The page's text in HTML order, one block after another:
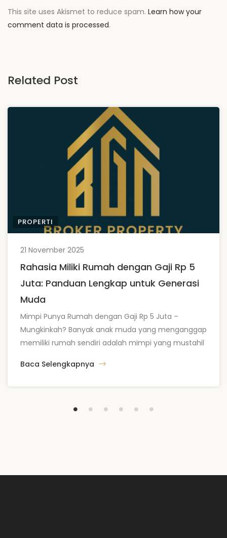
This site uses Akismet to reduce spam. Learn how your
comment data is processed.
Related Post
PROPERTI
21 November 2025
Rahasia Miliki Rumah dengan Gaji Rp 5
Juta: Panduan Lengkap untuk Generasi
Muda
Mimpi Punya Rumah dengan Gaji Rp 5 Juta –
Mungkinkah? Banyak anak muda yang menganggap
memiliki rumah sendiri adalah mimpi yang mustahil
Faktanya, di tahun 2025, dengan perencanaan yang
pada besarnya penghasilan, […]
Baca Selengkapnya